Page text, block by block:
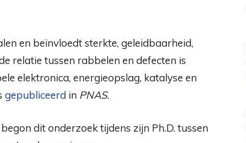
en beïnvloedt sterkte, geleidbaarheid,
relatie tussen rabbelen en defecten is
elektronica, energieopslag, katalyse en
gepubliceerd in PNAS.
dit onderzoek tijdens zijn Ph.D. tussen